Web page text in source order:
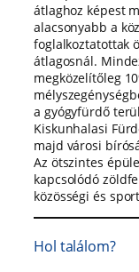
átlaghoz képest
alacsonyabb a
foglalkoztatottak
átlagosnál.
megközelítőleg
a gyógyfürdő
Kiskunhalasi
majd városi
Az ötszintes
kapcsolódó
közösségi és
Hol találom?